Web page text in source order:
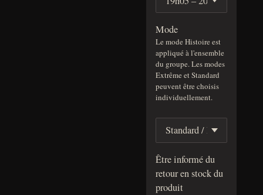
Mode
Le mode Histoire est
appliqué à l'ensemble
du groupe. Les modes
Extrême et Standard
peuvent être choisis
individuellement.
Être informé du
retour en stock du
produit